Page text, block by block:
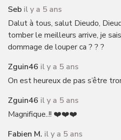
Seb il y a 5 ans
Dalut à tous, salut Dieudo,
tomber le meilleurs arrive, je
dommage de louper ca ? ? ?
Zguin46 il y a 5 ans
On est heureux de pas s’être
Zguin46 il y a 5 ans
Magnifique..!! ❤️❤️❤️
Fabien M. il y a 5 ans